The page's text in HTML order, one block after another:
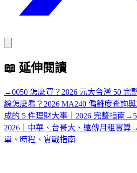
📖 延伸閱讀
→0050 怎麼買？2026 元大台灣 50 完
線怎麼看？2026 MA240 偏離度查詢
成的 5 件理財大事｜2026 完整指南 →
2026｜中華、台哥大、遠傳月租實算→
單、時程、實戰指南